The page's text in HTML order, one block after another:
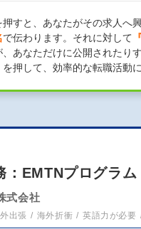
押すと、あなたがその求人へ
で伝わります。それに対して
あなただけに公開されたり
押して、効率的な転職活動に
：EMTNプログラ
式会社
出張 海外折衝 英語力が必要